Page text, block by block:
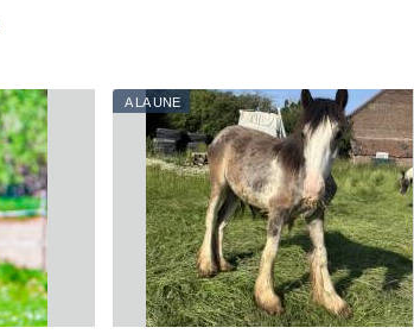
A LA UNE